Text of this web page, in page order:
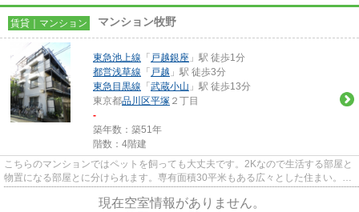
賃貸｜マンション マンション牧野
東急池上線 「 戸越銀座 」駅 徒歩1分
都営浅草線 「 戸越 」駅 徒歩3分
東急目黒線 「 武蔵小山 」駅 徒歩13分
東京都品川区平塚 ２丁目
-
築年数：築51年
階数：4階建
こちらのマンションではペットを飼っても大丈夫です。2Kなので生活する部屋と
物置になる部屋とに分けられます。専有面積30平米もある広々とした住まい。耐
現在空室情報がありません。